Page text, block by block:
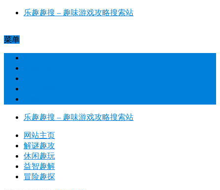
乐趣趣搜 – 趣味游戏攻略搜索站​
菜单
乐趣趣搜 – 趣味游戏攻略搜索站​
网站主页
解谜趣攻
休闲趣玩
益智趣解
冒险趣探